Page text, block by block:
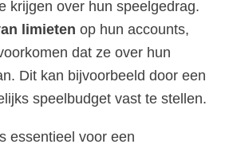
krijgen over hun speelgedrag.
limieten op hun accounts,
dat ze over hun
Dit kan bijvoorbeeld door een
speelbudget vast te stellen.
essentieel voor een